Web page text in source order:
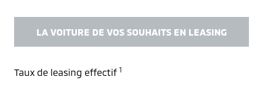
LA VOITURE DE VOS SOUHAITS EN LEASING
Taux de leasing effectif 1